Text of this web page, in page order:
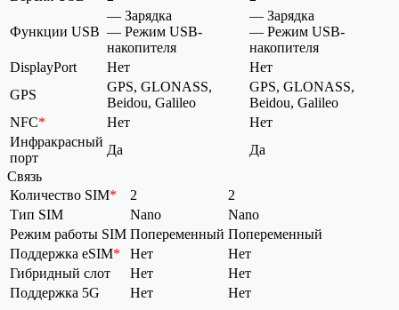
Функции USB
— Зарядка
— Режим USB-
накопителя
— Зарядка
— Режим USB-
накопителя
DisplayPort
Нет
Нет
GPS
GPS, GLONASS,
Beidou, Galileo
GPS, GLONASS,
Beidou, Galileo
NFC* Нет
Нет
Инфракрасный
порт
Да
Да
Связь
Количество SIM* 2
2
Тип SIM
Nano
Nano
Режим работы SIM Попеременный Попеременный
Поддержка eSIM* Нет
Нет
Гибридный слот
Нет
Нет
Поддержка 5G
Нет Нет